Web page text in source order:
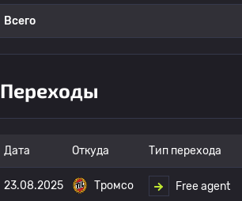
Всего
Переходы
Дата Откуда Тип перехода
23.08.2025 Тромсо Free agent